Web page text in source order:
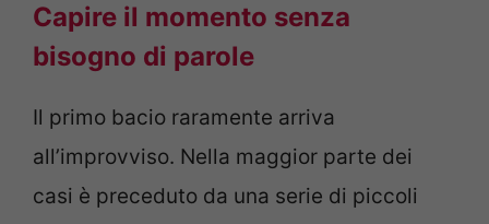
Capire il momento senza
bisogno di parole
Il primo bacio raramente arriva
all’improvviso. Nella maggior parte dei
casi è preceduto da una serie di piccoli